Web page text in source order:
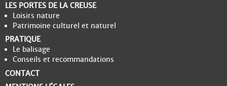
LES PORTES DE LA CREUSE
Loisirs nature
Patrimoine culturel et naturel
PRATIQUE
Le balisage
Conseils et recommandations
CONTACT